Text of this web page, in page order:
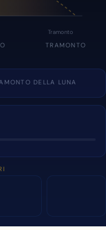
Tramonto
TRAMONTO
DELLA LUNA